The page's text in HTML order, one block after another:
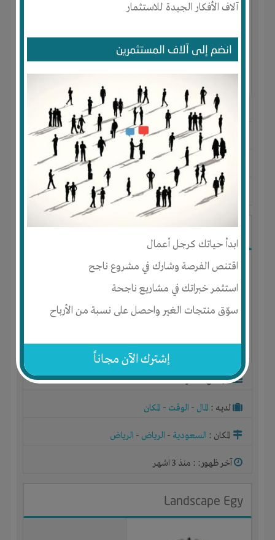
آلاف الأفكار الجيدة للاستثمار
انضم إلى آلاف المستثمرين
ابدأ حياتك كرجل أعمال
اقتنص الفرصة وشارك في مشروع ناجح
استثمر خبراتك في مشاريع ناجحة
سوّق منتجات الغير واحصل على نسبة من الأرباح
إشترك الآن مجاناً
الجنس : ذكر
لديـه :المال علاقات
المكان :مصر -القاهرة -المقطم
آخر ظهور: : منذ 3 اشهر
ابو محمد
الجنس : ذكر
لديـه : المال - الوقت - المكان
المكان : السعودية - الرياض - الرياض
آخر ظهور: : منذ 3 اشهر
Landscape Egy